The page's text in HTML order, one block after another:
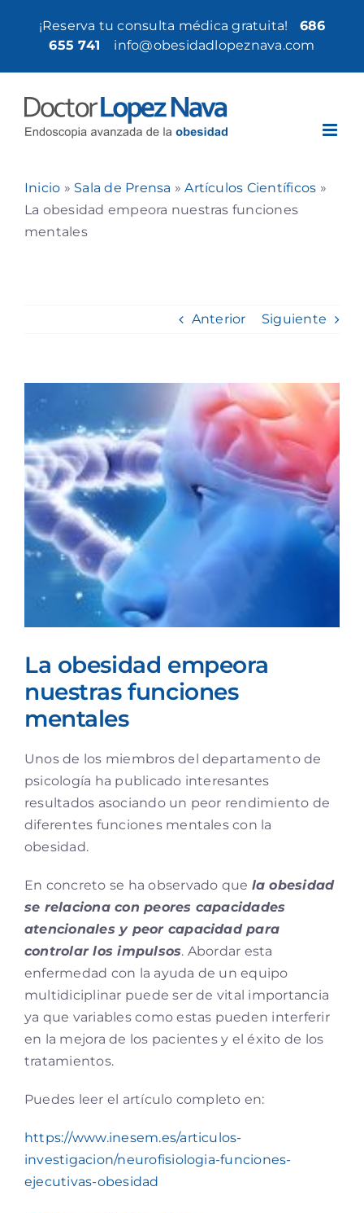
contenido
¡Reserva tu consulta médica gratuita!
686
655 741
info@obesidadlopeznava.com
Inicio » Sala de Prensa »Artículos Científicos »
La obesidad empeora nuestras funciones
mentales
Anterior Siguiente
más
grande
La obesidad empeora
nuestras funciones
mentales
Unos de los miembros del departamento de
psicología ha publicado interesantes
resultados asociando un peor rendimiento de
diferentes funciones mentales con la
obesidad.
En concreto se ha observado que la obesidad
se relaciona con peores capacidades
atencionales y peor capacidad para
controlar los impulsos. Abordar esta
enfermedad con la ayuda de un equipo
multidiciplinar puede ser de vital importancia
ya que variables como estas pueden interferir
en la mejora de los pacientes y el éxito de los
tratamientos.
Puedes leer el artículo completo en:
https://www.inesem.es/articulos-
investigacion/neurofisiologia-funciones-
ejecutivas-obesidad